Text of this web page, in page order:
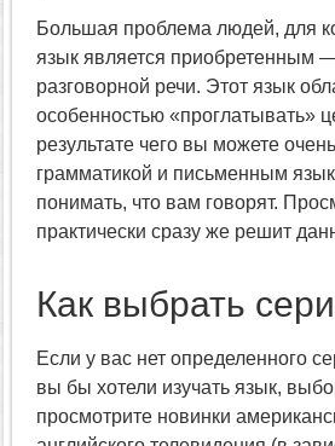
Большая проблема людей, для
язык является приобретенным
разговорной речи. Этот язык
особенностью «проглатывать»
результате чего вы можете
грамматикой и письменным
понимать, что вам говорят.
практически сразу же решит
Как выбрать
Если у вас нет определенного
вы бы хотели изучать язык,
просмотрите новинки